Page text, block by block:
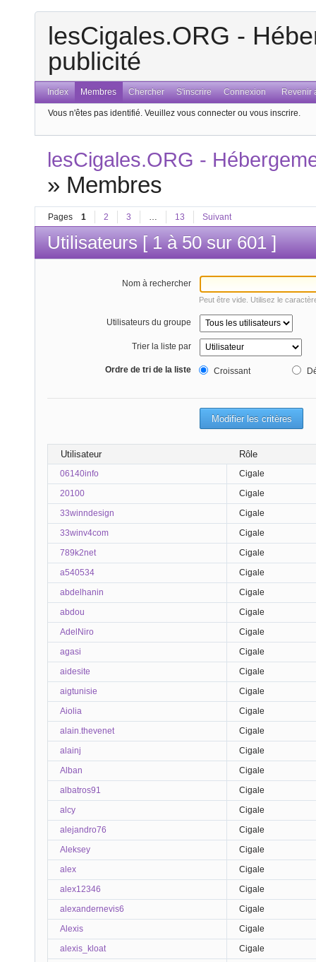
lesCigales.ORG -
publicité
Index Membres Chercher S'inscrire Connexion Revenir
Vous n'êtes pas identifié. Veuillez vous connecter ou vous inscrire.
lesCigales.ORG -
» Membres
Pages 1 2 3 13 Suivant
Utilisateurs [ 1 à 50 sur 601 ]
Nom à rechercher
Peut être vide. Utilisez le
Utilisateurs du groupe
Trier la liste par
Ordre de tri de la liste Croissant
Utilisateur Rôle
06140info
Cigale
20100
Cigale
33winndesign
Cigale
33winv4com
Cigale
789k2net
Cigale
a540534
Cigale
abdelhanin
Cigale
abdou
Cigale
AdelNiro
Cigale
agasi
Cigale
aidesite
Cigale
aigtunisie
Cigale
Aiolia
Cigale
alain.thevenet
Cigale
alainj
Cigale
Alban
Cigale
albatros91
Cigale
alcy
Cigale
alejandro76
Cigale
Aleksey
Cigale
alex
Cigale
alex12346
Cigale
alexandernevis6
Cigale
Alexis
Cigale
alexis_kloat
Cigale